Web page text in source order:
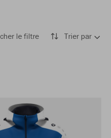
le filtre Trier par